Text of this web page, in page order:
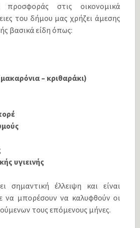
προσφοράς στις οικονομικά
του δήμου μας χρήζει άμεσης
βασικά είδη όπως:
– κριθαράκι)
υγιεινής
σημαντική έλλειψη και είναι
να μπορέσουν να καλυφθούν οι
τους επόμενους μήνες.